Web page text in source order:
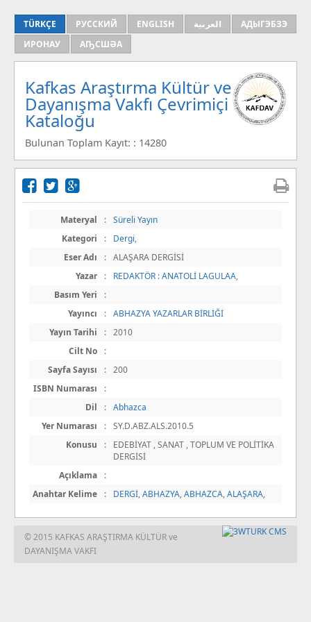
TÜRKÇE РУССКИЙ ENGLISH العربية
АДЫГЭБЗЭ
ИРОНАУ
АҦСШӘА
Kafkas Araştırma Kültür ve
Dayanışma Vakfı Çevrimiçi
Kataloğu
Bulunan Toplam Kayıt: : 14280
Materyal : Süreli Yayın
Kategori
: Dergi,
Eser Adı
: ALAŞARA DERGİSİ
Yazar
: REDAKTÖR : ANATOLİ LAGULAA,
Basım Yeri
:
Yayıncı
: ABHAZYA YAZARLAR BİRLİĞİ
Yayın Tarihi
: 2010
Cilt No
:
Sayfa Sayısı
: 200
ISBN Numarası
:
Dil
: Abhazca
Yer Numarası
: SY.D.ABZ.ALS.2010.5
Konusu
:
EDEBİYAT , SANAT , TOPLUM VE POLİTİKA
DERGİSİ
Açıklama
:
Anahtar Kelime
: DERGİ,ABHAZYA,ABHAZCA,ALAŞARA,
© 2015 KAFKAS ARAŞTIRMA KÜLTÜR ve
DAYANIŞMA VAKFI